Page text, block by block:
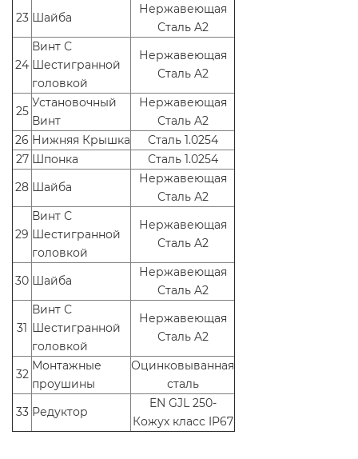
23 Шайба
Нержавеющая
Сталь A2
24
Винт С
Шестигранной
головкой
Нержавеющая
Сталь A2
25
Установочный
Винт
Нержавеющая
Сталь A2
26 Нижняя Крышка
Сталь 1.0254
27 Шпонка
Сталь 1.0254
28 Шайба
Нержавеющая
Сталь А2
29
Винт С
Шестигранной
головкой
Нержавеющая
Сталь A2
30 Шайба
Нержавеющая
Сталь A2
31
Винт С
Шестигранной
головкой
Нержавеющая
Сталь A2
32
Монтажные
проушины
Оцинковыванная
сталь
33 Редуктор
EN GJL 250-
Кожух класс IP67